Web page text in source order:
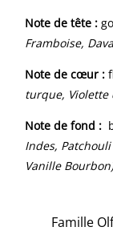
Note de tête :
Framboise,
Note de cœur :
turque, Violette
Note de fond :
Indes,
Vanille
Famille